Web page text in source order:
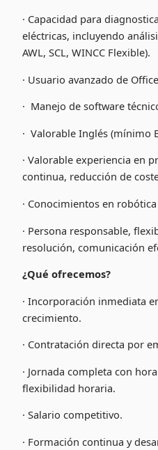
· Capacidad para
eléctricas, incluyendo
AWL, SCL, WINCC Flexible).
· Usuario avanzado de
· Manejo de software
· Valorable Inglés (mínimo
· Valorable experiencia en
continua, reducción de
· Conocimientos en
· Persona responsable,
resolución, comunicación
¿Qué ofrecemos?
· Incorporación inmediata
crecimiento.
· Contratación directa por
· Jornada completa con
flexibilidad horaria.
· Salario competitivo.
· Formación continua y